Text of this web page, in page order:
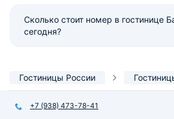
Сколько стоит номер в гостинице
сегодня?
Гостиницы России
+7 (938) 473-78-41